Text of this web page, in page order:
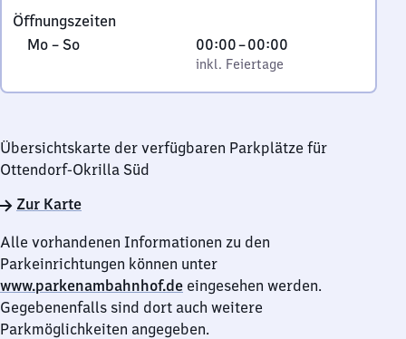
4
5
Ottendorf-
Öffnungszeiten
Montag
Sonntag
Mo – So,
00:00–00:00
Von
0
Uhr
Uhr
inkl. Feiertage
Übersichtskarte der verfügbaren Parkplätze für
Ottendorf-Okrilla Süd
Zur Karte
Alle vorhandenen Informationen zu den
Parkeinrichtungen können unter
www.parkenambahnhof.de eingesehen werden.
Gegebenenfalls sind dort auch weitere
Parkmöglichkeiten angegeben.